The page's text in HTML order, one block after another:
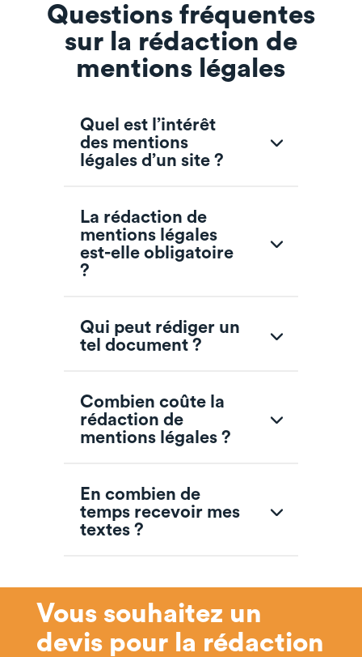
Questions fréquentes
sur la rédaction de
mentions légales
Quel est l’intérêt
des mentions
légales d’un site ?
La rédaction de
mentions légales
est-elle obligatoire
?
Qui peut rédiger un
tel document ?
Combien coûte la
rédaction de
mentions légales ?
En combien de
temps recevoir mes
textes ?
Vous souhaitez un
devis pour la rédaction